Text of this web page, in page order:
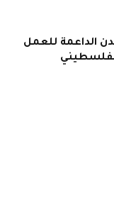
الداعمة للعمل